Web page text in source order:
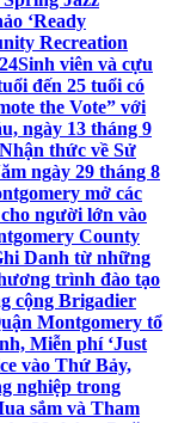
‘Ready
Recreation
Sinh viên và cựu
đến 25 tuổi có
the Vote” với
ngày 13 tháng 9
thức về Sử
ngày 29 tháng 8
mở các
người lớn vào
County
Danh từ những
trình đào tạo
cộng Brigadier
Montgomery tổ
Miễn phí ‘Just
vào Thứ Bảy,
nghiệp trong
sắm và Tham